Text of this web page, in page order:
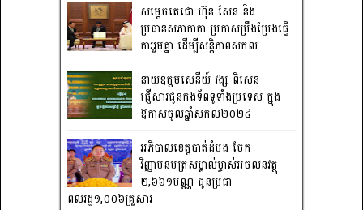
សម្តេចតេជោ ហ៊ុន សែន និង
ប្រធានសភាកាតា ប្រកាសប្រឹងប្រែងធ្វើ
ការ​រួមគ្នា ដើម្បីសន្តិភាពសកល
នាយឧត្តមសេនីយ៍ វង្ស ពិសេន
ផ្ញើសារជូនកងទ័ពទូទាំងប្រទេស ក្នុង
ឱកាសចូលឆ្នាំសកល២០២៤
អភិបាលខេត្តបាត់ដំបង ចែក
វិញ្ញាបនបត្រសម្គាល់ម្ចាស់អចលនវត្ថុ
២,៦៦១បណ្ណ ជូនប្រជា
ពលរដ្ឋ១,០០៦គ្រួសារ